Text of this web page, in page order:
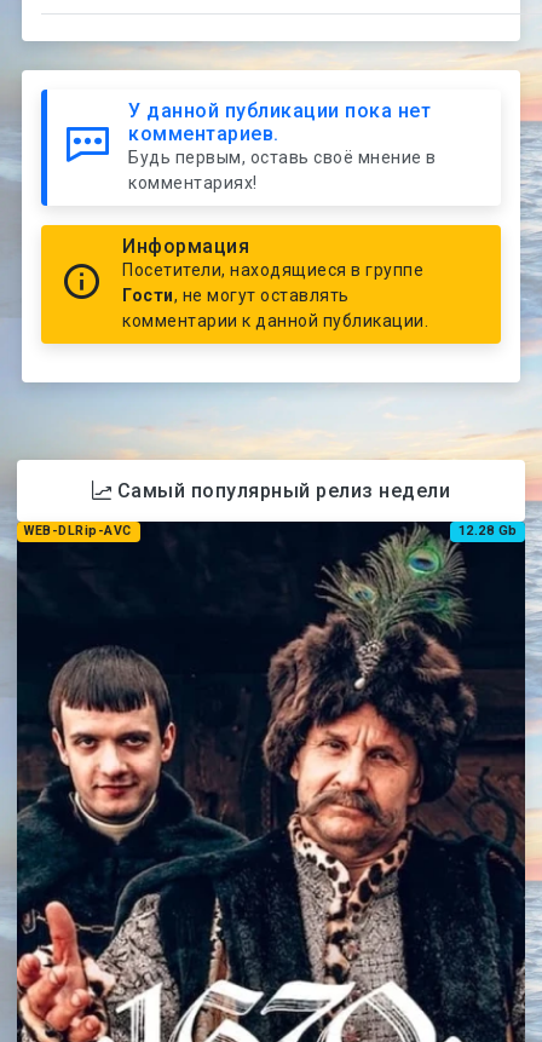
У данной публикации пока нет
комментариев.
Будь первым, оставь своё мнение в
комментариях!
Информация
Посетители, находящиеся в группе
Гости, не могут оставлять
комментарии к данной публикации.
Самый популярный релиз недели
WEB-DLRip-AVC 12.28 Gb